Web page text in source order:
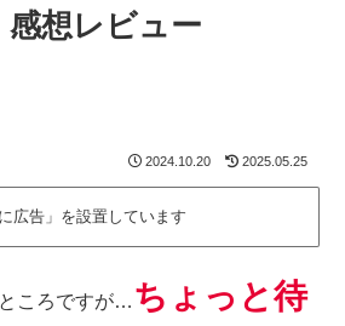
感想レビュー
2024.10.20 2025.05.25
広告」を設置しています
ころですが… ちょっと待